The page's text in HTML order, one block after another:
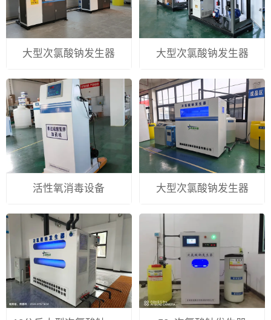
大型次氯酸钠发生器 大型次氯酸钠发生器
活性氧消毒设备 大型次氯酸钠发生器